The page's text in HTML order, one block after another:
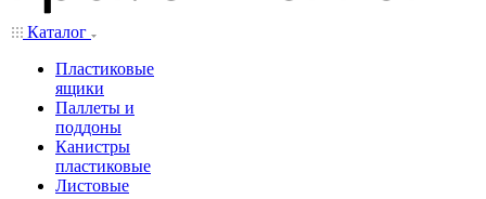
Каталог
Пластиковые
ящики
Паллеты и
поддоны
Канистры
пластиковые
Листовые